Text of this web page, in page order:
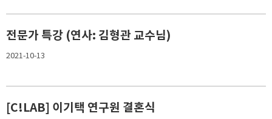
전문가 특강 (연사: 김형관 교수님)
2021-10-13
[C!LAB] 이기택 연구원 결혼식